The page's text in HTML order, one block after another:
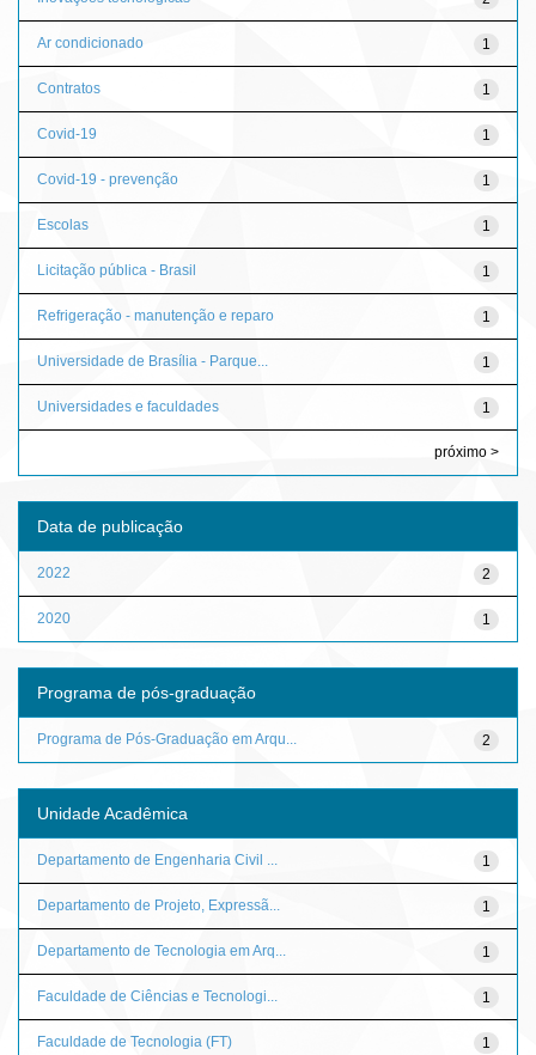
1
Ar condicionado
1
Contratos
1
Covid-19
1
Covid-19 - prevenção
1
Escolas
1
Licitação pública - Brasil
1
Refrigeração - manutenção e reparo
1
Universidade de Brasília - Parque...
1
Universidades e faculdades
próximo >
Data de publicação
2
2022
1
2020
Programa de pós-graduação
2
Programa de Pós-Graduação em Arqu...
Unidade Acadêmica
1
Departamento de Engenharia Civil ...
1
Departamento de Projeto, Expressã...
1
Departamento de Tecnologia em Arq...
1
Faculdade de Ciências e Tecnologi...
1
Faculdade de Tecnologia (FT)